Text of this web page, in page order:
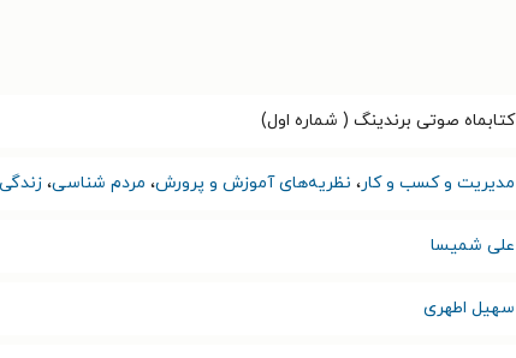
کتابماه صوتی برندینگ ( شماره اول)
مدیریت و کسب و کار، نظریه‌های آموزش و پرورش، مردم شناسی،
علی شمیسا
سهیل اطهری